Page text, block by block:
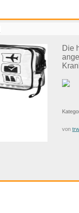
Fahrzeugschein
Die
von trw